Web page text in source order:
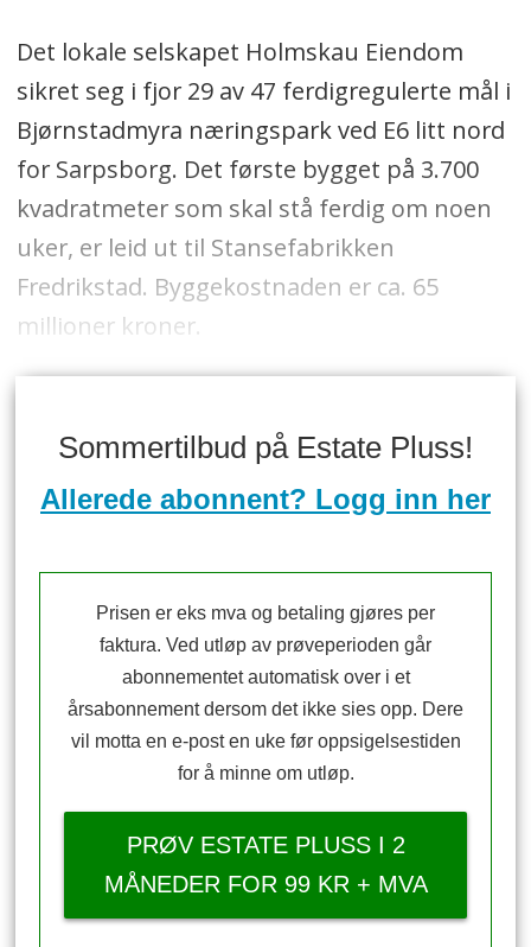
Det lokale selskapet Holmskau Eiendom
sikret seg i fjor 29 av 47 ferdigregulerte mål i
Bjørnstadmyra næringspark ved E6 litt nord
for Sarpsborg. Det første bygget på 3.700
kvadratmeter som skal stå ferdig om noen
uker, er leid ut til Stansefabrikken
Fredrikstad. Byggekostnaden er ca. 65
millioner kroner.
Sommertilbud på Estate Pluss!
Allerede abonnent? Logg inn her
Prisen er eks mva og betaling gjøres per
faktura. Ved utløp av prøveperioden går
abonnementet automatisk over i et
årsabonnement dersom det ikke sies opp. Dere
vil motta en e-post en uke før oppsigelsestiden
for å minne om utløp.
PRØV ESTATE PLUSS I 2
MÅNEDER FOR 99 KR + MVA